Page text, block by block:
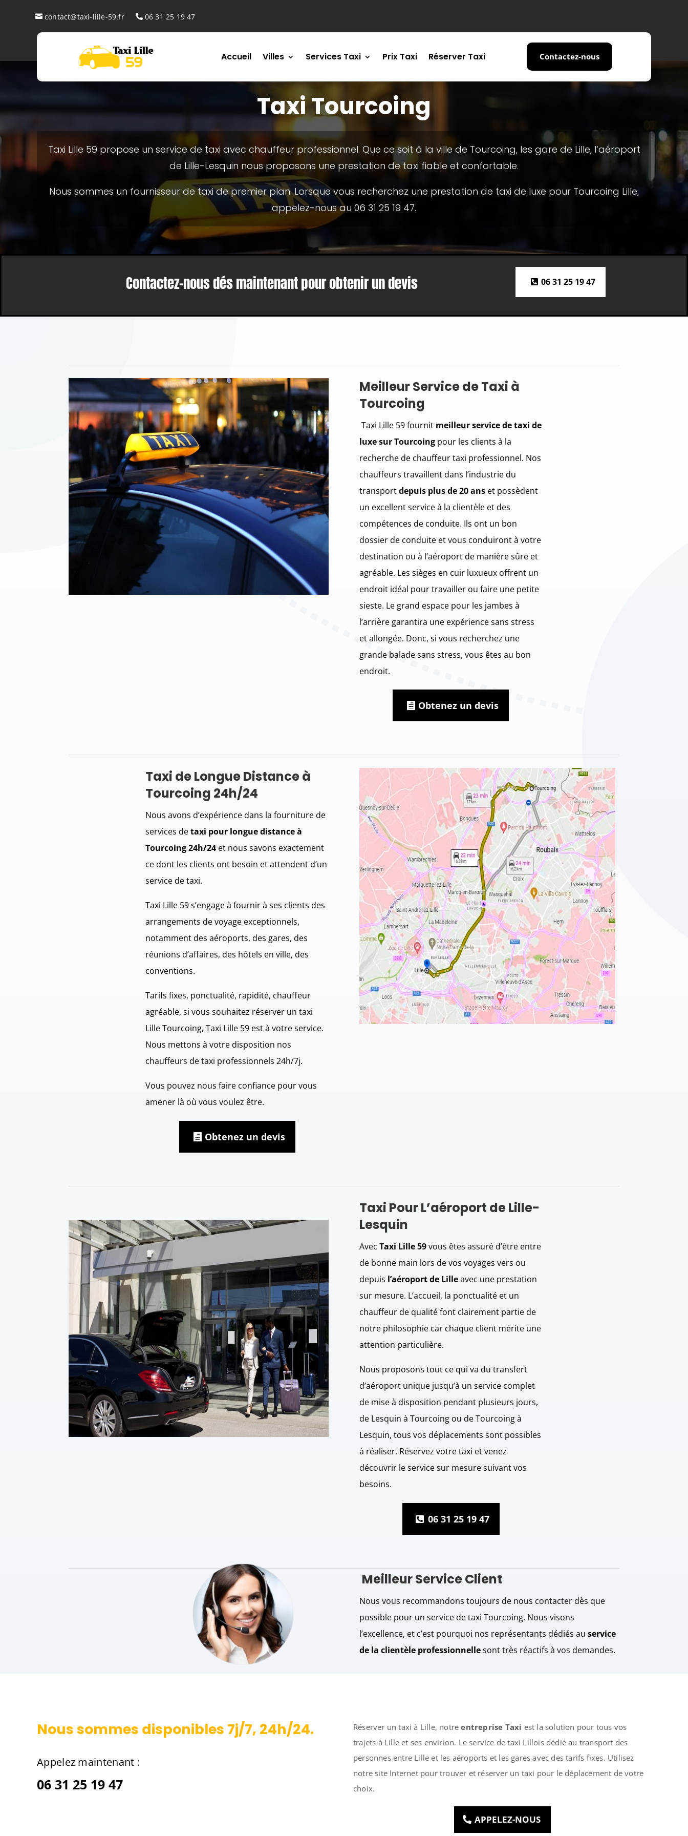
contact@taxi-lille-59.fr 06 31 25 19 47
Accueil Villes Services Taxi Prix Taxi Réserver Taxi Contactez-nous
Taxi Tourcoing
Taxi Lille 59 propose un service de taxi avec chauffeur professionnel. Que ce soit à la ville de Tourcoing, les gare de Lille, l‘aéroport
de Lille-Lesquin nous proposons une prestation de taxi fiable et confortable.
Nous sommes un fournisseur de taxi de premier plan. Lorsque vous recherchez une prestation de taxi de luxe pour Tourcoing Lille,
appelez-nous au 06 31 25 19 47.
Contactez-nous dés maintenant pour obtenir un devis 06 31 25 19 47
Meilleur Service de Taxi à
Tourcoing
Taxi Lille 59 fournit meilleur service de taxi de
luxe sur Tourcoingpour les clients à la
recherche de chauffeur taxi professionnel. Nos
chauffeurs travaillent dans l’industrie du
transportdepuis plus de 20 anset possèdent
un excellent service à la clientèle et des
compétences de conduite. Ils ont un bon
dossier de conduite et vous conduiront à votre
destination ou à l’aéroport de manière sûre et
agréable. Les sièges en cuir luxueux offrent un
endroit idéal pour travailler ou faire une petite
sieste. Le grand espace pour les jambes à
l’arrière garantira une expérience sans stress
et allongée. Donc, si vous recherchez une
grande balade sans stress, vous êtes au bon
endroit.
Obtenez un devis
Taxi de Longue Distance à
Tourcoing 24h/24
Nous avons d’expérience dans la fourniture de
services detaxi pour longue distance à
Tourcoing 24h/24 et nous savons exactement
ce dont les clients ont besoin et attendent d’un
service de taxi.
Taxi Lille 59 s’engage à fournir à ses clients des
arrangements de voyage exceptionnels,
notamment des aéroports, des gares, des
réunions d’affaires, des hôtels en ville, des
conventions.
Tarifs fixes, ponctualité, rapidité, chauffeur
agréable, si vous souhaitez réserver un taxi
Lille Tourcoing, Taxi Lille 59 est à votre service.
Nous mettons à votre disposition nos
chauffeurs de taxi professionnels 24h/7j.
Vous pouvez nous faire confiance pour vous
amener là où vous voulez être.
Obtenez un devis
Taxi Pour L’aéroport de Lille-
Lesquin
Avec Taxi Lille 59vous êtes assuré d’être entre
de bonne main lors de vos voyages vers ou
depuis l’aéroport de Lilleavec une prestation
sur mesure. L’accueil, la ponctualité et un
chauffeur de qualité font clairement partie de
notre philosophie car chaque client mérite une
attention particulière.
Nous proposons tout ce qui va du transfert
d’aéroport unique jusqu’à un service complet
de mise à disposition pendant plusieurs jours,
de Lesquin à Tourcoing ou de Tourcoing à
Lesquin, tous vos déplacements sont possibles
à réaliser. Réservez votre taxi et venez
découvrir le service sur mesure suivant vos
besoins.
06 31 25 19 47
Meilleur Service Client
Nous vous recommandons toujours de nous contacter dès que
possible pour un service de taxi Tourcoing. Nous visons
l’excellence, et c’est pourquoi nos représentants dédiés au service
de la clientèle professionnellesont très réactifs à vos demandes.
Nous sommes disponibles 7j/7, 24h/24.
Appelez maintenant :
06 31 25 19 47
Réserver un taxi à Lille, notreentreprise Taxi est la solution pour tous vos
trajets à Lille et ses envirion. Le service de taxi Lillois dédié au transport des
personnes entre Lille et les aéroports et les gares avec des tarifs fixes. Utilisez
notre site Internet pour trouver et réserver un taxi pour le déplacement de votre
choix.
APPELEZ-NOUS